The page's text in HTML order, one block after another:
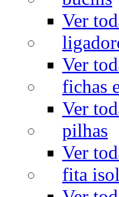
Ver
Ver
fichas
Ver
pilhas
Ver
fita